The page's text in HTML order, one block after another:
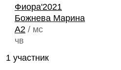
Фиора'2021
Божнева Марина
A2 / мс
чв
1 участник